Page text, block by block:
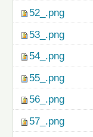
52_.png
53_.png
54_.png
55_.png
56_.png
57_.png